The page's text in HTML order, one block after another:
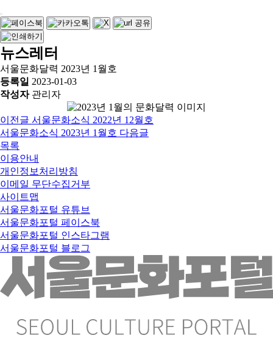
뉴스레터
서울문화달력 2023년 1월호
등록일 2023-01-03
작성자 관리자
이전글 서울문화소식 2022년 12월호
서울문화소식 2023년 1월호 다음글
목록
이용안내
개인정보처리방침
이메일 무단수집거부
사이트맵
서울문화포털 유튜브
서울문화포털 페이스북
서울문화포털 인스타그램
서울문화포털 블로그